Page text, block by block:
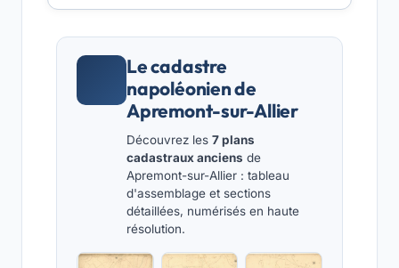
Le cadastre
napoléonien de
Apremont-sur-Allier
Découvrez les 7 plans
cadastraux anciens de
Apremont-sur-Allier : tableau
d'assemblage et sections
détaillées, numérisés en haute
résolution.